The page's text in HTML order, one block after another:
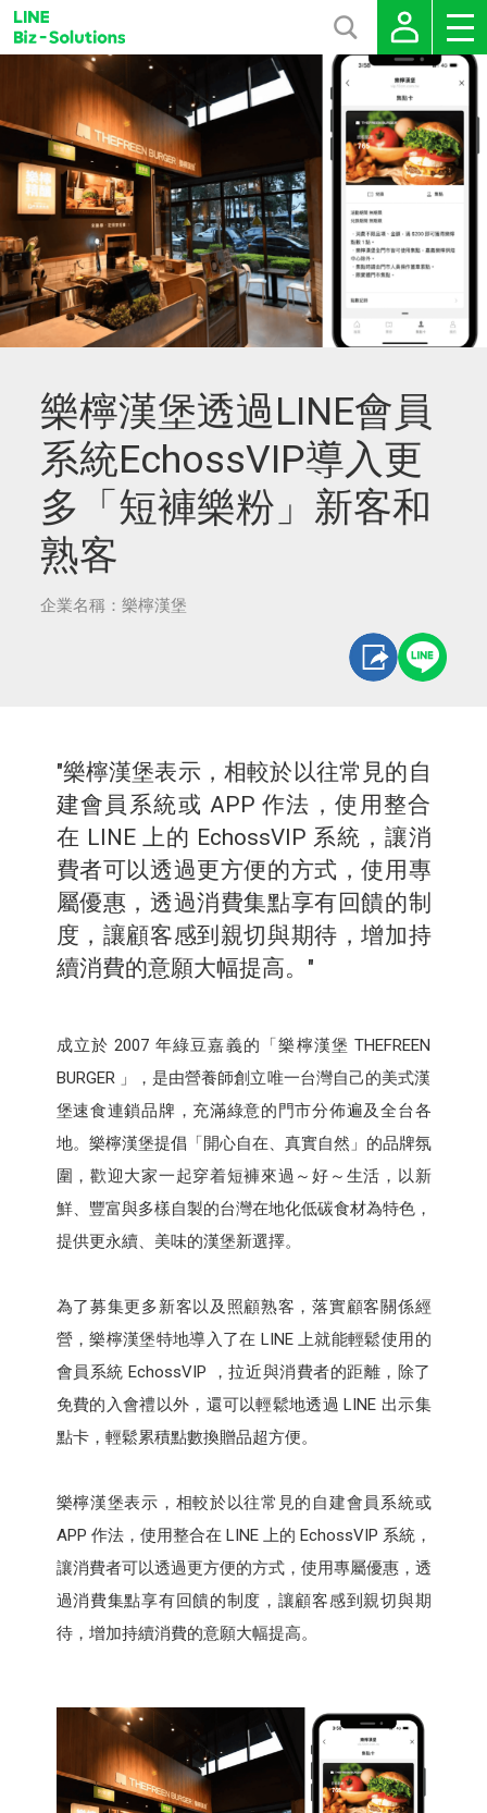
樂檸漢堡透過LINE會員
系統EchossVIP導入更
多「短褲樂粉」新客和
熟客
企業名稱：樂檸漢堡
"樂檸漢堡表示，相較於以往常見的自
建會員系統或 APP 作法，使用整合
在 LINE 上的 EchossVIP 系統，讓消
費者可以透過更方便的方式，使用專
屬優惠，透過消費集點享有回饋的制
度，讓顧客感到親切與期待，增加持
續消費的意願大幅提高。"
成立於 2007 年綠豆嘉義的「樂檸漢堡 THEFREEN
BURGER 」，是由營養師創立唯一台灣自己的美式漢
堡速食連鎖品牌，充滿綠意的門市分佈遍及全台各
地。樂檸漢堡提倡「開心自在、真實自然」的品牌氛
圍，歡迎大家一起穿着短褲來過～好～生活，以新
鮮、豐富與多樣自製的台灣在地化低碳食材為特色，
提供更永續、美味的漢堡新選擇。
為了募集更多新客以及照顧熟客，落實顧客關係經
營，樂檸漢堡特地導入了在 LINE 上就能輕鬆使用的
會員系統 EchossVIP ，拉近與消費者的距離，除了
免費的入會禮以外，還可以輕鬆地透過 LINE 出示集
點卡，輕鬆累積點數換贈品超方便。
樂檸漢堡表示，相較於以往常見的自建會員系統或
APP 作法，使用整合在 LINE 上的 EchossVIP 系統，
讓消費者可以透過更方便的方式，使用專屬優惠，透
過消費集點享有回饋的制度，讓顧客感到親切與期
待，增加持續消費的意願大幅提高。